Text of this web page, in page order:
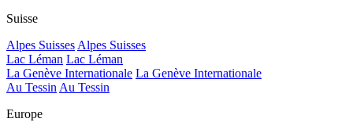
Suisse
Alpes SuissesAlpes Suisses
Lac Léman Lac Léman
La Genève Internationale La Genève Internationale
Au TessinAu Tessin
Europe